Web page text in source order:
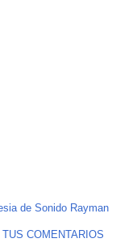
de Sonido Rayman
COMENTARIOS